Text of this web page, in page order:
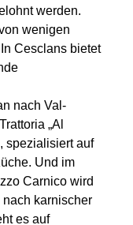
werden.
wenigen
Cesclans bietet
nach Val-
„Al
spezialisiert auf
Und im
Carnico wird
karnischer
es auf